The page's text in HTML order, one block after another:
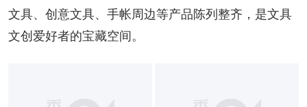
文具、创意文具、手帐周边等产品陈列整齐，是文具
文创爱好者的宝藏空间。